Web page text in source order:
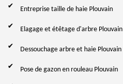
Entreprise taille de haie Plouvain
Elagage et étêtage d'arbre Plouvain
Dessouchage arbre et haie Plouvain
Pose de gazon en rouleau Plouvain